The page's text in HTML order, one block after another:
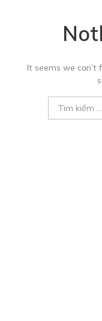
It seems we can’t